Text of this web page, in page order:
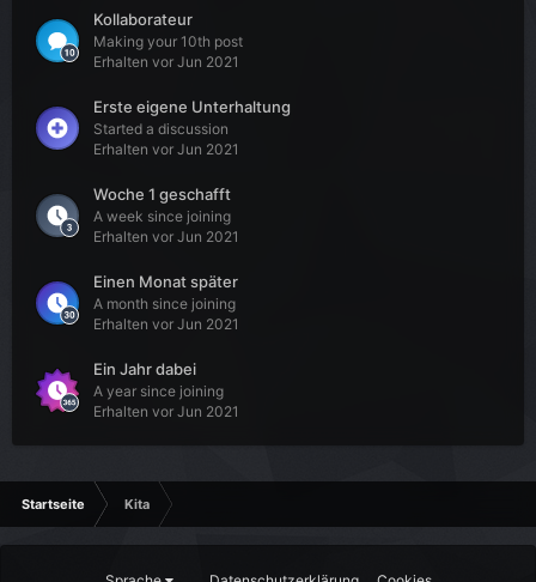
Kollaborateur
Making your 10th post
Erhalten vor Jun 2021
Erste eigene Unterhaltung
Started a discussion
Erhalten vor Jun 2021
Woche 1 geschafft
A week since joining
Erhalten vor Jun 2021
Einen Monat später
A month since joining
Erhalten vor Jun 2021
Ein Jahr dabei
A year since joining
Erhalten vor Jun 2021
Startseite Kita